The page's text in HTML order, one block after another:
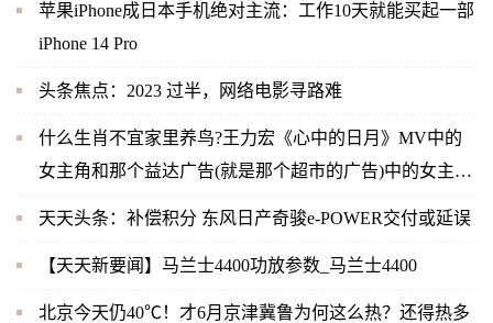
苹果iPhone成日本手机绝对主流：工作10天就能买起一部
iPhone 14 Pro
头条焦点：2023 过半，网络电影寻路难
什么生肖不宜家里养鸟?王力宏《心中的日月》MV中的
女主角和那个益达广告(就是那个超市的广告)中的女主角
天天头条：补偿积分 东风日产奇骏e-POWER交付或延误
【天天新要闻】马兰士4400功放参数_马兰士4400
北京今天仍40℃！才6月京津冀鲁为何这么热？还得热多